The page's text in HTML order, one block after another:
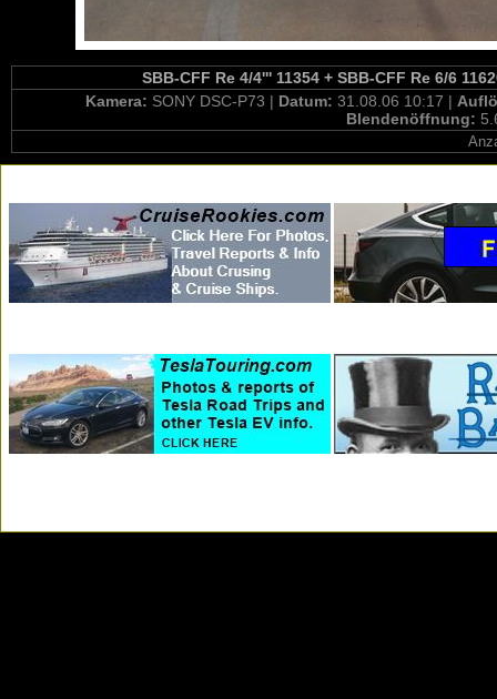
SBB-CFF Re 4/4''' 11354 + SBB-CFF Re 6/6
Kamera: SONY DSC-P73 | Datum: 31.08.06 10:17 |
Blendenöffnung: